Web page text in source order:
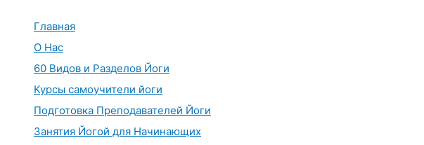
Главная
О Нас
60 Видов и Разделов Йоги
Курсы самоучители йоги
Подготовка Преподавателей Йоги
Занятия Йогой для Начинающих